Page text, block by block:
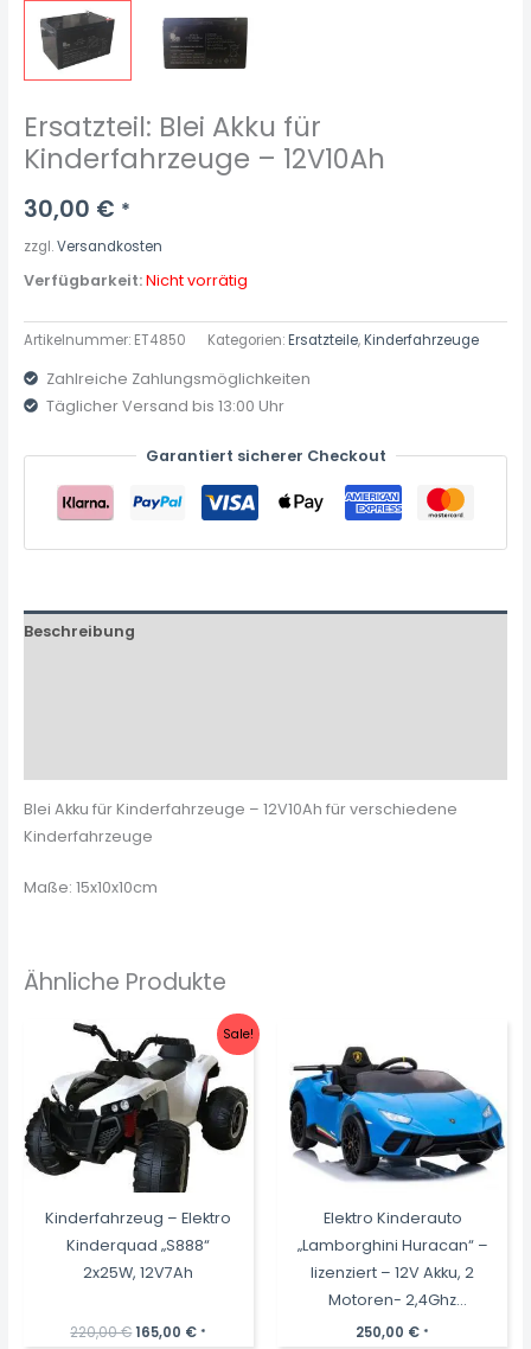
Ersatzteil: Blei Akku für
Kinderfahrzeuge – 12V10Ah
30,00 € *
zzgl.Versandkosten
Verfügbarkeit:Nicht vorrätig
Artikelnummer: ET4850 Kategorien:Ersatzteile,Kinderfahrzeuge
Zahlreiche Zahlungsmöglichkeiten
Täglicher Versand bis 13:00 Uhr
Garantiert sicherer Checkout
Beschreibung
Blei Akku für Kinderfahrzeuge – 12V10Ah für verschiedene
Kinderfahrzeuge
Maße: 15x10x10cm
Ähnliche Produkte
Sale!
Kinderfahrzeug – Elektro
Kinderquad „S888“
2x25W, 12V7Ah
220,00€Ursprünglicher
165,00 €Aktueller
*
Elektro Kinderauto
„Lamborghini Huracan“ –
lizenziert – 12V Akku, 2
Motoren- 2,4Ghz
Fernsteuerung, MP3,
250,00 € *